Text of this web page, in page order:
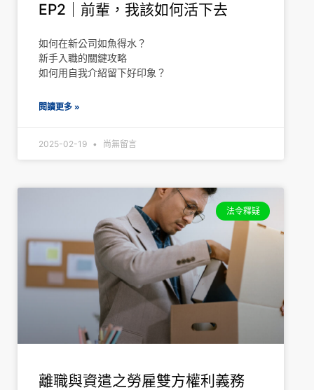
EP2｜前輩，我該如何活下去
如何在新公司如魚得水？
新手入職的關鍵攻略
如何用自我介紹留下好印象？
閱讀更多 »
2025-02-19 尚無留言
法令釋疑
離職與資遣之勞雇雙方權利義務